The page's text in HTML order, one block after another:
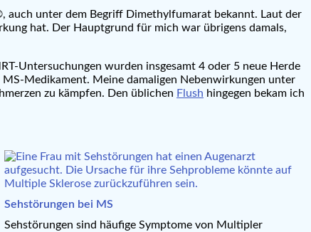
auch unter dem Begriff Dimethylfumarat bekannt. Laut der
hat. Der Hauptgrund für mich war übrigens damals,
Untersuchungen wurden insgesamt 4 oder 5 neue Herde
Medikament. Meine damaligen Nebenwirkungen unter
zu kämpfen. Den üblichen Flush hingegen bekam ich
Sehstörungen bei MS
Sehstörungen sind häufige Symptome von Multipler